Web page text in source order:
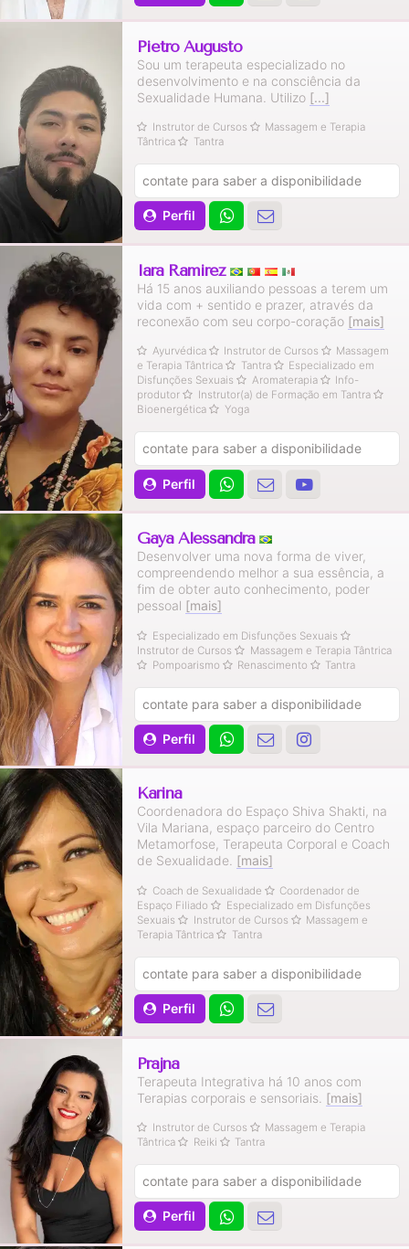
Pietro Augusto
Sou um terapeuta especializado no
desenvolvimento e na consciência da
Sexualidade Humana. Utilizo [...]
Instrutor de Cursos
Massagem e Terapia
Tântrica
Tantra
Perfil
contate para saber a disponibilidade
Iara Ramirez
Há 15 anos auxiliando pessoas a terem um
vida com + sentido e prazer, através da
reconexão com seu corpo-coração [mais]
Ayurvédica Instrutor de Cursos
Massagem
e Terapia Tântrica
Tantra
Especializado em
Disfunções Sexuais
Aromaterapia
Info-
produtor
Instrutor(a) de Formação em Tantra
Bioenergética
Yoga
Perfil
contate para saber a disponibilidade
Gaya Alessandra
Desenvolver uma nova forma de viver,
compreendendo melhor a sua essência, a
fim de obter auto conhecimento, poder
pessoal [mais]
Especializado em Disfunções Sexuais
Instrutor de Cursos
Massagem e Terapia Tântrica
Pompoarismo
Renascimento Tantra
Perfil
contate para saber a disponibilidade
Karina
Coordenadora do Espaço Shiva Shakti, na
Vila Mariana, espaço parceiro do Centro
Metamorfose, Terapeuta Corporal e Coach
de Sexualidade. [mais]
Coach de Sexualidade
Coordenador de
Espaço Filiado
Especializado em Disfunções
Sexuais
Instrutor de Cursos
Massagem e
Terapia Tântrica
Tantra
Perfil
contate para saber a disponibilidade
Prajna
Terapeuta Integrativa há 10 anos com
Terapias corporais e sensoriais. [mais]
Instrutor de Cursos
Massagem e Terapia
Tântrica
Reiki Tantra
Perfil
contate para saber a disponibilidade